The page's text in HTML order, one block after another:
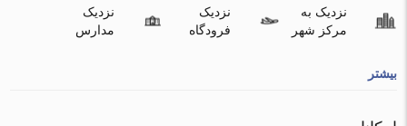
نزدیک به
مرکز شهر
نزدیک
فرودگاه
نزدیک
مدارس
بیشتر